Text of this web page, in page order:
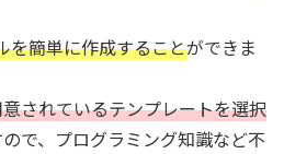
を簡単に作成することができま
されているテンプレートを選択
で、プログラミング知識など不